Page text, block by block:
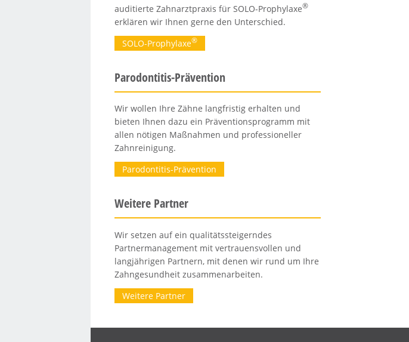
auditierte Zahnarztpraxis für SOLO-Prophylaxe®
erklären wir Ihnen gerne den Unterschied.
SOLO-Prophylaxe®
Parodontitis-Prävention
Wir wollen Ihre Zähne langfristig erhalten und
bieten Ihnen dazu ein Präventionsprogramm mit
allen nötigen Maßnahmen und professioneller
Zahnreinigung.
Parodontitis-Prävention
Weitere Partner
Wir setzen auf ein qualitätssteigerndes
Partnermanagement mit vertrauensvollen und
langjährigen Partnern, mit denen wir rund um Ihre
Zahngesundheit zusammenarbeiten.
Weitere Partner